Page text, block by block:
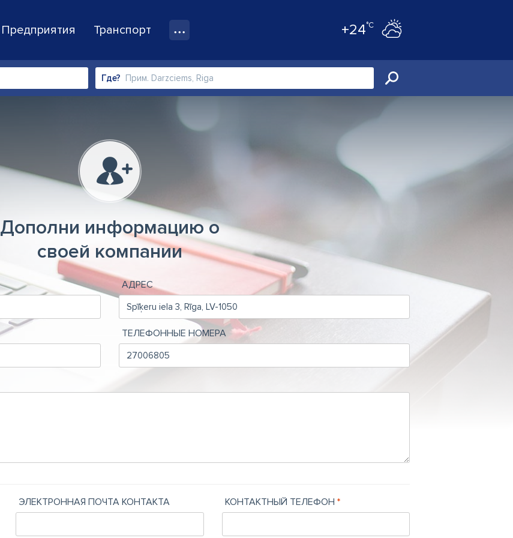
Предприятия Транспорт +24°C
Где?
Дополни информацию о
своей компании
АДРЕС
ТЕЛЕФОННЫЕ НОМЕРА
ЭЛЕКТРОННАЯ ПОЧТА КОНТАКТА КОНТАКТНЫЙ ТЕЛЕФОН